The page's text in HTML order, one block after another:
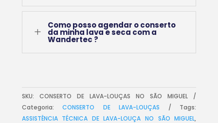
L
Como posso agendar o conserto
da minha lava e seca com a
Wandertec ?
SKU: CONSERTO DE LAVA-LOUÇAS NO SÃO MIGUEL
Categoria:CONSERTO DE LAVA-LOUÇAS
Tags:
ASSISTÊNCIA TÉCNICA DE LAVA-LOUÇA NO SÃO MIGUEL,